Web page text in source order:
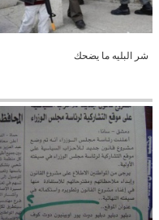
شر البليه ما يضحك